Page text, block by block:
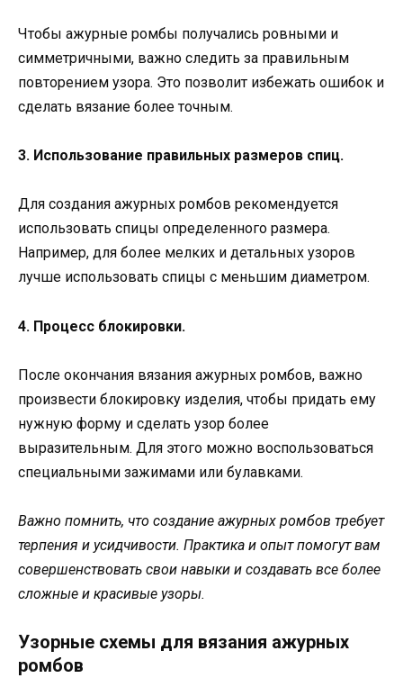
Чтобы ажурные ромбы получались ровными и
симметричными, важно следить за правильным
повторением узора. Это позволит избежать ошибок и
сделать вязание более точным.
3. Использование правильных размеров спиц.
Для создания ажурных ромбов рекомендуется
использовать спицы определенного размера.
Например, для более мелких и детальных узоров
лучше использовать спицы с меньшим диаметром.
4. Процесс блокировки.
После окончания вязания ажурных ромбов, важно
произвести блокировку изделия, чтобы придать ему
нужную форму и сделать узор более
выразительным. Для этого можно воспользоваться
специальными зажимами или булавками.
Важно помнить, что создание ажурных ромбов требует
терпения и усидчивости. Практика и опыт помогут вам
совершенствовать свои навыки и создавать все более
сложные и красивые узоры.
Узорные схемы для вязания ажурных
ромбов